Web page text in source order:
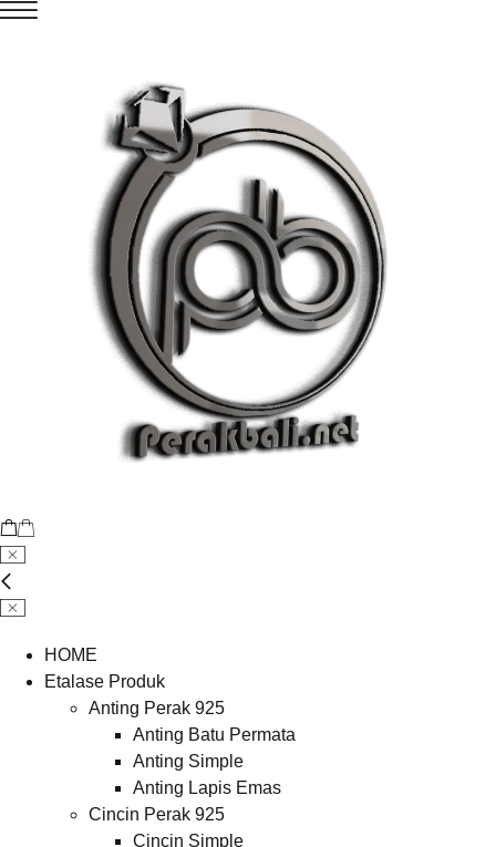
HOME
Etalase Produk
Anting Perak 925
Anting Batu Permata
Anting Simple
Anting Lapis Emas
Cincin Perak 925
Cincin Simple